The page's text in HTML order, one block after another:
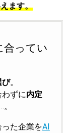
ます。
合ってい
び。
ずに内定
た企業をAI